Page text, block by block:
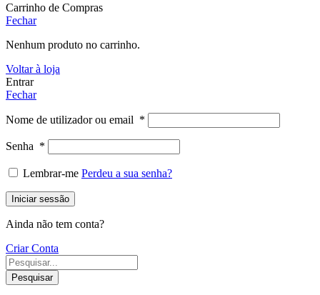
Carrinho de Compras
Fechar
Nenhum produto no carrinho.
Voltar à loja
Entrar
Fechar
Nome de utilizador ou email *
Senha *
Lembrar-me Perdeu a sua senha?
Iniciar sessão
Ainda não tem conta?
Criar Conta
Pesquisar